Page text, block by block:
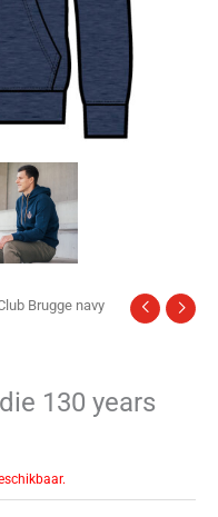
Brugge navy
130 years